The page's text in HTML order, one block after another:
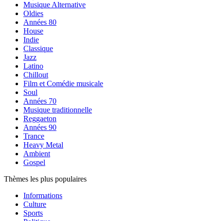
Musique Alternative
Oldies
Années 80
House
Indie
Classique
Jazz
Latino
Chillout
Film et Comédie musicale
Soul
Années 70
Musique traditionnelle
Reggaeton
Années 90
Trance
Heavy Metal
Ambient
Gospel
Thèmes les plus populaires
Informations
Culture
Sports